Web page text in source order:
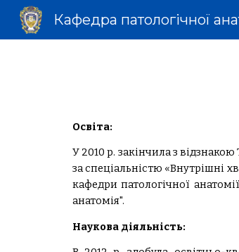
Освіта:
У 2010 р. закінчила з
за спеціальністю «Внутрішні
кафедри патологічної
анатомія".
Наукова діяльність: